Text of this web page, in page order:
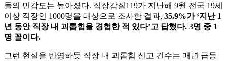
들의 민감도는 높아졌다. 직장갑질119가 지난해 9월 전국 19세
이상 직장인 1000명을 대상으로 조사한 결과, 35.9%가 ‘지난 1
년 동안 직장 내 괴롭힘을 경험한 적 있다’고 답했다. 3명 중 1
명 꼴이다.
그런 현실을 반영하듯 직장 내 괴롭힘 신고 건수는 매년 급등